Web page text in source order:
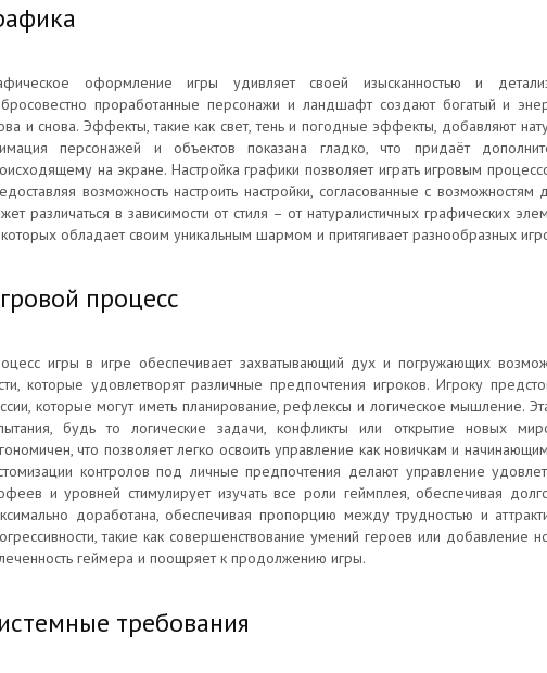
оформление игры удивляет своей изысканностью и
проработанные персонажи и ландшафт создают богатый и
и снова. Эффекты, такие как свет, тень и погодные эффекты, добавляют
персонажей и объектов показана гладко, что придаёт
на экране. Настройка графики позволяет играть игровым
возможность настроить настройки, согласованные с возможностям
различаться в зависимости от стиля – от натуралистичных графических
обладает своим уникальным шармом и притягивает разнообразных
процесс
игры в игре обеспечивает захватывающий дух и погружающих
которые удовлетворят различные предпочтения игроков. Игроку
которые могут иметь планирование, рефлексы и логическое мышление.
будь то логические задачи, конфликты или открытие новых
что позволяет легко освоить управление как новичкам и
контролов под личные предпочтения делают управление
и уровней стимулирует изучать все роли геймплея, обеспечивая
доработана, обеспечивая пропорцию между трудностью и
такие как совершенствование умений героев или добавление
геймера и поощряет к продолжению игры.
требования